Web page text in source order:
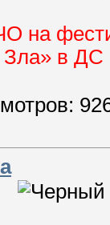
на
Зла» в ДС